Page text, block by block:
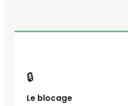
🔒
Le blocage